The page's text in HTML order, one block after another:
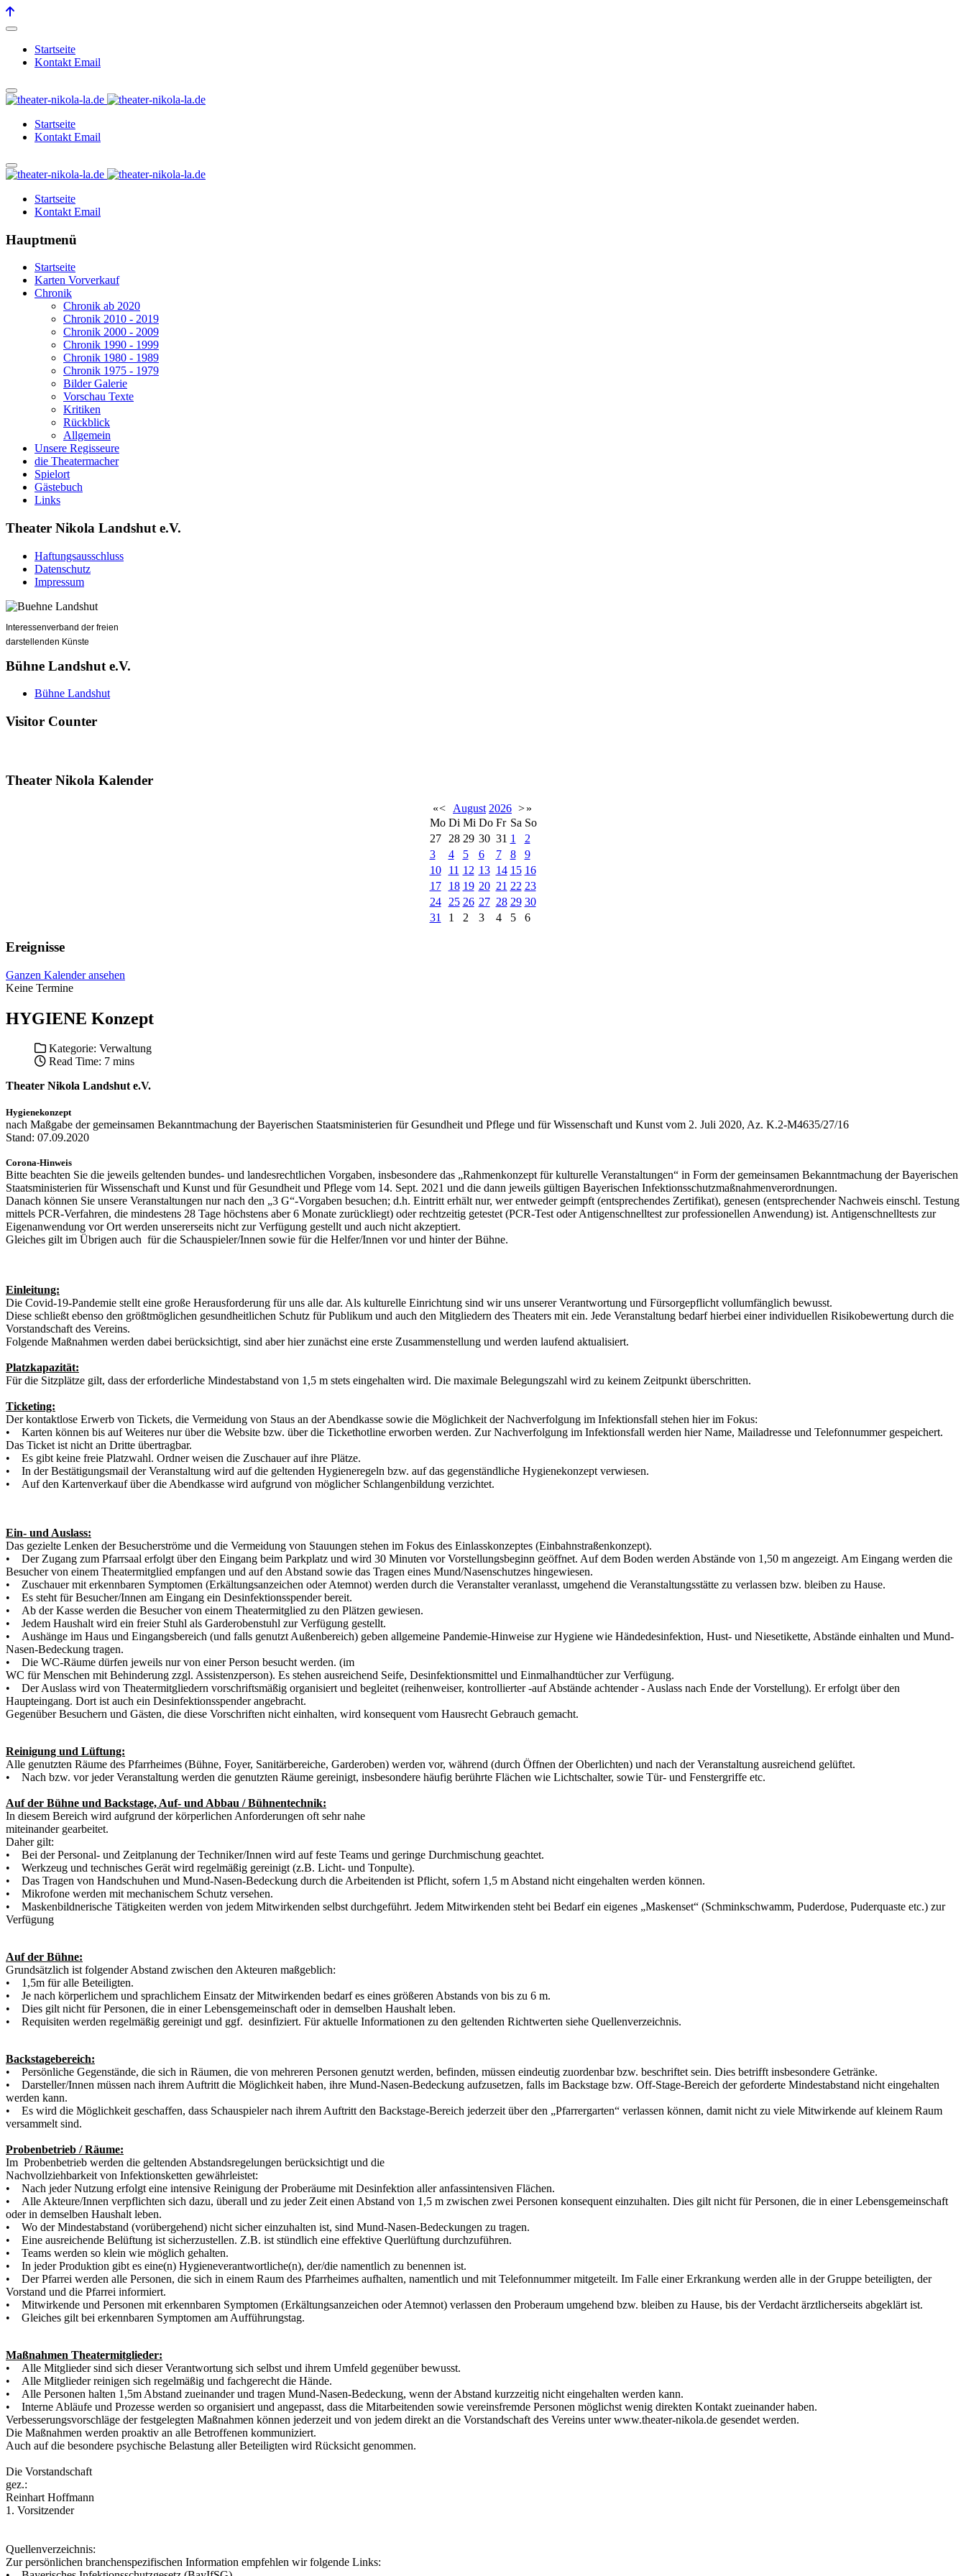
Startseite
Kontakt Email
Startseite
Kontakt Email
Startseite
Kontakt Email
Hauptmenü
Startseite
Karten Vorverkauf
Chronik
Chronik ab 2020
Chronik 2010 - 2019
Chronik 2000 - 2009
Chronik 1990 - 1999
Chronik 1980 - 1989
Chronik 1975 - 1979
Bilder Galerie
Vorschau Texte
Kritiken
Rückblick
Allgemein
Unsere Regisseure
die Theatermacher
Spielort
Gästebuch
Links
Theater Nikola Landshut e.V.
Haftungsausschluss
Datenschutz
Impressum
Interessenverband der freien
darstellenden Künste
Bühne Landshut e.V.
Bühne Landshut
Visitor Counter
Theater Nikola Kalender
«< August 2026 >»
Mo Di Mi Do Fr Sa So
27
28 29 30 31 1
2
3
4 5 6 7 8
9
10
11 12 13 14 15 16
17
18 19 20 21 22 23
24
25 26 27 28 29 30
31
1 2 3 4 5 6
Ereignisse
Ganzen Kalender ansehen
Keine Termine
HYGIENE Konzept
Kategorie: Verwaltung
Read Time: 7 mins
Theater Nikola Landshut e.V.
Hygienekonzept
nach Maßgabe der gemeinsamen Bekanntmachung der Bayerischen Staatsministerien für Gesundheit und Pflege und für Wissenschaft und Kunst vom 2. Juli 2020, Az. K.2-M4635/27/16
Stand: 07.09.2020
Corona-Hinweis
Bitte beachten Sie die jeweils geltenden bundes- und landesrechtlichen Vorgaben, insbesondere das „Rahmenkonzept für kulturelle Veranstaltungen“ in Form der gemeinsamen Bekanntmachung der Bayerischen
Staatsministerien für Wissenschaft und Kunst und für Gesundheit und Pflege vom 14. Sept. 2021 und die dann jeweils gültigen Bayerischen Infektionsschutzmaßnahmenverordnungen.
Danach können Sie unsere Veranstaltungen nur nach den „3 G“-Vorgaben besuchen; d.h. Eintritt erhält nur, wer entweder geimpft (entsprechendes Zertifikat), genesen (entsprechender Nachweis einschl. Testung
mittels PCR-Verfahren, die mindestens 28 Tage höchstens aber 6 Monate zurückliegt) oder rechtzeitig getestet (PCR-Test oder Antigenschnelltest zur professionellen Anwendung) ist. Antigenschnelltests zur
Eigenanwendung vor Ort werden unsererseits nicht zur Verfügung gestellt und auch nicht akzeptiert.
Gleiches gilt im Übrigen auch für die Schauspieler/Innen sowie für die Helfer/Innen vor und hinter der Bühne.
Einleitung:
Die Covid-19-Pandemie stellt eine große Herausforderung für uns alle dar. Als kulturelle Einrichtung sind wir uns unserer Verantwortung und Fürsorgepflicht vollumfänglich bewusst.
Diese schließt ebenso den größtmöglichen gesundheitlichen Schutz für Publikum und auch den Mitgliedern des Theaters mit ein. Jede Veranstaltung bedarf hierbei einer individuellen Risikobewertung durch die
Vorstandschaft des Vereins.
Folgende Maßnahmen werden dabei berücksichtigt, sind aber hier zunächst eine erste Zusammenstellung und werden laufend aktualisiert.
Platzkapazität:
Für die Sitzplätze gilt, dass der erforderliche Mindestabstand von 1,5 m stets eingehalten wird. Die maximale Belegungszahl wird zu keinem Zeitpunkt überschritten.
Ticketing:
Der kontaktlose Erwerb von Tickets, die Vermeidung von Staus an der Abendkasse sowie die Möglichkeit der Nachverfolgung im Infektionsfall stehen hier im Fokus:
• Karten können bis auf Weiteres nur über die Website bzw. über die Tickethotline erworben werden. Zur Nachverfolgung im Infektionsfall werden hier Name, Mailadresse und Telefonnummer gespeichert.
Das Ticket ist nicht an Dritte übertragbar.
• Es gibt keine freie Platzwahl. Ordner weisen die Zuschauer auf ihre Plätze.
• In der Bestätigungsmail der Veranstaltung wird auf die geltenden Hygieneregeln bzw. auf das gegenständliche Hygienekonzept verwiesen.
• Auf den Kartenverkauf über die Abendkasse wird aufgrund von möglicher Schlangenbildung verzichtet.
Ein- und Auslass:
Das gezielte Lenken der Besucherströme und die Vermeidung von Stauungen stehen im Fokus des Einlasskonzeptes (Einbahnstraßenkonzept).
• Der Zugang zum Pfarrsaal erfolgt über den Eingang beim Parkplatz und wird 30 Minuten vor Vorstellungsbeginn geöffnet. Auf dem Boden werden Abstände von 1,50 m angezeigt. Am Eingang werden die
Besucher von einem Theatermitglied empfangen und auf den Abstand sowie das Tragen eines Mund/Nasenschutzes hingewiesen.
• Zuschauer mit erkennbaren Symptomen (Erkältungsanzeichen oder Atemnot) werden durch die Veranstalter veranlasst, umgehend die Veranstaltungsstätte zu verlassen bzw. bleiben zu Hause.
• Es steht für Besucher/Innen am Eingang ein Desinfektionsspender bereit.
• Ab der Kasse werden die Besucher von einem Theatermitglied zu den Plätzen gewiesen.
• Jedem Haushalt wird ein freier Stuhl als Garderobenstuhl zur Verfügung gestellt.
• Aushänge im Haus und Eingangsbereich (und falls genutzt Außenbereich) geben allgemeine Pandemie-Hinweise zur Hygiene wie Händedesinfektion, Hust- und Niesetikette, Abstände einhalten und Mund-
Nasen-Bedeckung tragen.
• Die WC-Räume dürfen jeweils nur von einer Person besucht werden. (im
WC für Menschen mit Behinderung zzgl. Assistenzperson). Es stehen ausreichend Seife, Desinfektionsmittel und Einmalhandtücher zur Verfügung.
• Der Auslass wird von Theatermitgliedern vorschriftsmäßig organisiert und begleitet (reihenweiser, kontrollierter -auf Abstände achtender - Auslass nach Ende der Vorstellung). Er erfolgt über den
Haupteingang. Dort ist auch ein Desinfektionsspender angebracht.
Gegenüber Besuchern und Gästen, die diese Vorschriften nicht einhalten, wird konsequent vom Hausrecht Gebrauch gemacht.
Reinigung und Lüftung:
Alle genutzten Räume des Pfarrheimes (Bühne, Foyer, Sanitärbereiche, Garderoben) werden vor, während (durch Öffnen der Oberlichten) und nach der Veranstaltung ausreichend gelüftet.
• Nach bzw. vor jeder Veranstaltung werden die genutzten Räume gereinigt, insbesondere häufig berührte Flächen wie Lichtschalter, sowie Tür- und Fenstergriffe etc.
Auf der Bühne und Backstage, Auf- und Abbau / Bühnentechnik:
In diesem Bereich wird aufgrund der körperlichen Anforderungen oft sehr nahe
miteinander gearbeitet.
Daher gilt:
• Bei der Personal- und Zeitplanung der Techniker/Innen wird auf feste Teams und geringe Durchmischung geachtet.
• Werkzeug und technisches Gerät wird regelmäßig gereinigt (z.B. Licht- und Tonpulte).
• Das Tragen von Handschuhen und Mund-Nasen-Bedeckung durch die Arbeitenden ist Pflicht, sofern 1,5 m Abstand nicht eingehalten werden können.
• Mikrofone werden mit mechanischem Schutz versehen.
• Maskenbildnerische Tätigkeiten werden von jedem Mitwirkenden selbst durchgeführt. Jedem Mitwirkenden steht bei Bedarf ein eigenes „Maskenset“ (Schminkschwamm, Puderdose, Puderquaste etc.) zur
Verfügung
Auf der Bühne:
Grundsätzlich ist folgender Abstand zwischen den Akteuren maßgeblich:
• 1,5m für alle Beteiligten.
• Je nach körperlichem und sprachlichem Einsatz der Mitwirkenden bedarf es eines größeren Abstands von bis zu 6 m.
• Dies gilt nicht für Personen, die in einer Lebensgemeinschaft oder in demselben Haushalt leben.
• Requisiten werden regelmäßig gereinigt und ggf. desinfiziert. Für aktuelle Informationen zu den geltenden Richtwerten siehe Quellenverzeichnis.
Backstagebereich:
• Persönliche Gegenstände, die sich in Räumen, die von mehreren Personen genutzt werden, befinden, müssen eindeutig zuordenbar bzw. beschriftet sein. Dies betrifft insbesondere Getränke.
• Darsteller/Innen müssen nach ihrem Auftritt die Möglichkeit haben, ihre Mund-Nasen-Bedeckung aufzusetzen, falls im Backstage bzw. Off-Stage-Bereich der geforderte Mindestabstand nicht eingehalten
werden kann.
• Es wird die Möglichkeit geschaffen, dass Schauspieler nach ihrem Auftritt den Backstage-Bereich jederzeit über den „Pfarrergarten“ verlassen können, damit nicht zu viele Mitwirkende auf kleinem Raum
versammelt sind.
Probenbetrieb / Räume:
Im Probenbetrieb werden die geltenden Abstandsregelungen berücksichtigt und die
Nachvollziehbarkeit von Infektionsketten gewährleistet:
• Nach jeder Nutzung erfolgt eine intensive Reinigung der Proberäume mit Desinfektion aller anfassintensiven Flächen.
• Alle Akteure/Innen verpflichten sich dazu, überall und zu jeder Zeit einen Abstand von 1,5 m zwischen zwei Personen konsequent einzuhalten. Dies gilt nicht für Personen, die in einer Lebensgemeinschaft
oder in demselben Haushalt leben.
• Wo der Mindestabstand (vorübergehend) nicht sicher einzuhalten ist, sind Mund-Nasen-Bedeckungen zu tragen.
• Eine ausreichende Belüftung ist sicherzustellen. Z.B. ist stündlich eine effektive Querlüftung durchzuführen.
• Teams werden so klein wie möglich gehalten.
• In jeder Produktion gibt es eine(n) Hygieneverantwortliche(n), der/die namentlich zu benennen ist.
• Der Pfarrei werden alle Personen, die sich in einem Raum des Pfarrheimes aufhalten, namentlich und mit Telefonnummer mitgeteilt. Im Falle einer Erkrankung werden alle in der Gruppe beteiligten, der
Vorstand und die Pfarrei informiert.
• Mitwirkende und Personen mit erkennbaren Symptomen (Erkältungsanzeichen oder Atemnot) verlassen den Proberaum umgehend bzw. bleiben zu Hause, bis der Verdacht ärztlicherseits abgeklärt ist.
• Gleiches gilt bei erkennbaren Symptomen am Aufführungstag.
Maßnahmen Theatermitglieder:
• Alle Mitglieder sind sich dieser Verantwortung sich selbst und ihrem Umfeld gegenüber bewusst.
• Alle Mitglieder reinigen sich regelmäßig und fachgerecht die Hände.
• Alle Personen halten 1,5m Abstand zueinander und tragen Mund-Nasen-Bedeckung, wenn der Abstand kurzzeitig nicht eingehalten werden kann.
• Interne Abläufe und Prozesse werden so organisiert und angepasst, dass die Mitarbeitenden sowie vereinsfremde Personen möglichst wenig direkten Kontakt zueinander haben.
Verbesserungsvorschläge der festgelegten Maßnahmen können jederzeit und von jedem direkt an die Vorstandschaft des Vereins unter www.theater-nikola.de gesendet werden.
Die Maßnahmen werden proaktiv an alle Betroffenen kommuniziert.
Auch auf die besondere psychische Belastung aller Beteiligten wird Rücksicht genommen.
Die Vorstandschaft
gez.:
Reinhart Hoffmann
1. Vorsitzender
Quellenverzeichnis:
Zur persönlichen branchenspezifischen Information empfehlen wir folgende Links: